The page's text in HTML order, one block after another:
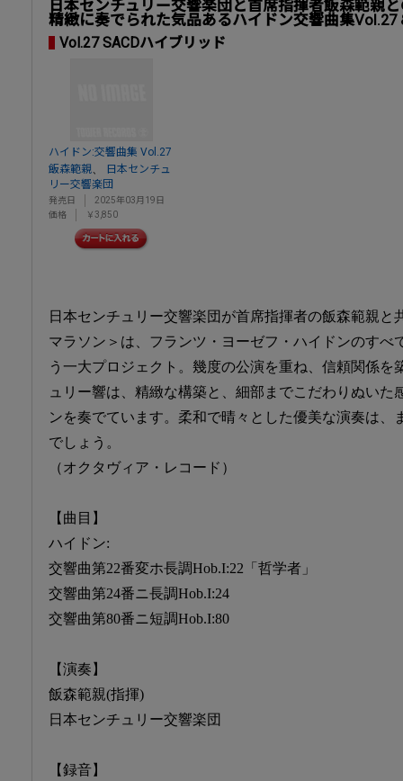
日本センチュリー交響楽団と首席指揮者飯森範親
精緻に奏でられた気品あるハイドン交響曲集Vol.27
Vol.27 SACDハイブリッド
ハイドン:交響曲集 Vol.27
飯森範親、
日本センチュ
リー交響楽団
発売日
2025年03月19日
価格
￥3,850
日本センチュリー交響楽団が首席指揮者の飯森範親と
マラソン＞は、フランツ・ヨーゼフ・ハイドンのすべ
う一大プロジェクト。幾度の公演を重ね、信頼関係を
ュリー響は、精緻な構築と、細部までこだわりぬいた
ンを奏でています。柔和で晴々とした優美な演奏は、
でしょう。
（オクタヴィア・レコード）
【曲目】
ハイドン:
交響曲第22番変ホ長調Hob.I:22「哲学者」
交響曲第24番ニ長調Hob.I:24
交響曲第80番ニ短調Hob.I:80
【演奏】
飯森範親(指揮)
日本センチュリー交響楽団
【録音】